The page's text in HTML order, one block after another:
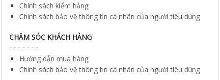
Chính sách kiểm hảng
Chính sách bảo vệ thông tin cá nhân của người tiêu dùng
CHĂM SÓC KHÁCH HÀNG
Hướng dẫn mua hàng
Chính sách bảo vệ thông tin cá nhân của người tiêu dùng